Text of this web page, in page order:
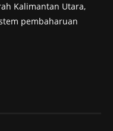
Kalimantan Utara,
pembaharuan